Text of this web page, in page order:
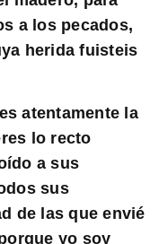
a los pecados,
herida fuisteis
atentamente la
lo recto
a sus
sus
de las que envié
yo soy